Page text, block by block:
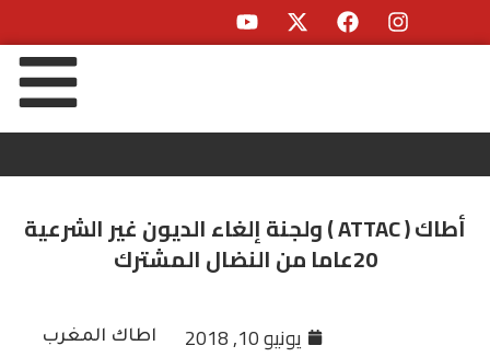
أطاك ( ATTAC ) ولجنة إلغاء الديون غير الشرعية
20عاما من النضال المشترك
اطاك المغرب يونيو 10, 2018